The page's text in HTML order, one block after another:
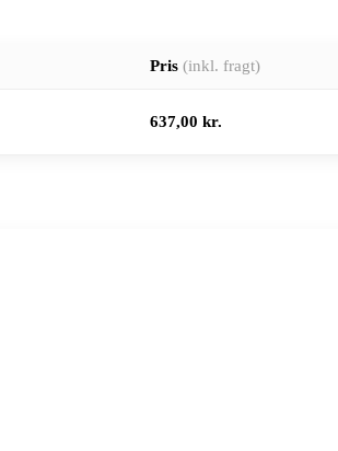
Pris (inkl. fragt)
637,00 kr.